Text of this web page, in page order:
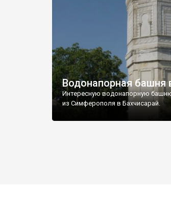
Водонапорная башня
Интересную водонапорную
из Симферополя в Бахчисарай.